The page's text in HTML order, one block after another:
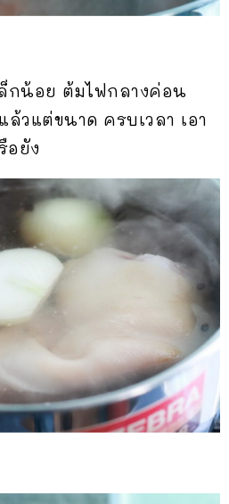
กน้อย ต้มไฟกลางค่อน
วแต่ขนาด ครบเวลา เอา
อยัง